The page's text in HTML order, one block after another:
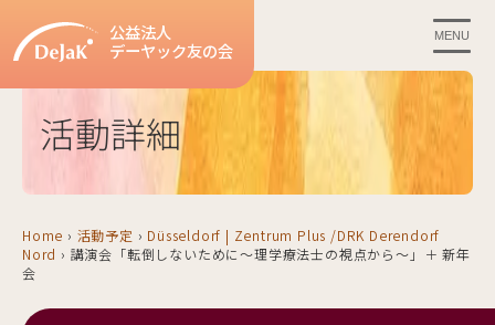
公益法人
デーヤック友の会
MENU
活動詳細
Home › 活動予定 › Düsseldorf | Zentrum Plus /DRK Derendorf
Nord › 講演会「転倒しないために〜理学療法⼠の視点から〜」＋ 新年
会